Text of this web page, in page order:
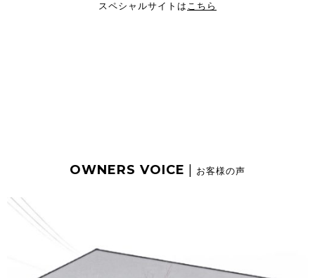
スペシャルサイトは こちら
OWNERS VOICE お客様の声